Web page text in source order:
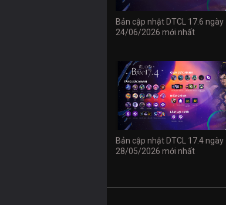
Bản cập nhật DTCL 17.6 ngày
24/06/2026 mới nhất
Bản cập nhật DTCL 17.4 ngày
28/05/2026 mới nhất